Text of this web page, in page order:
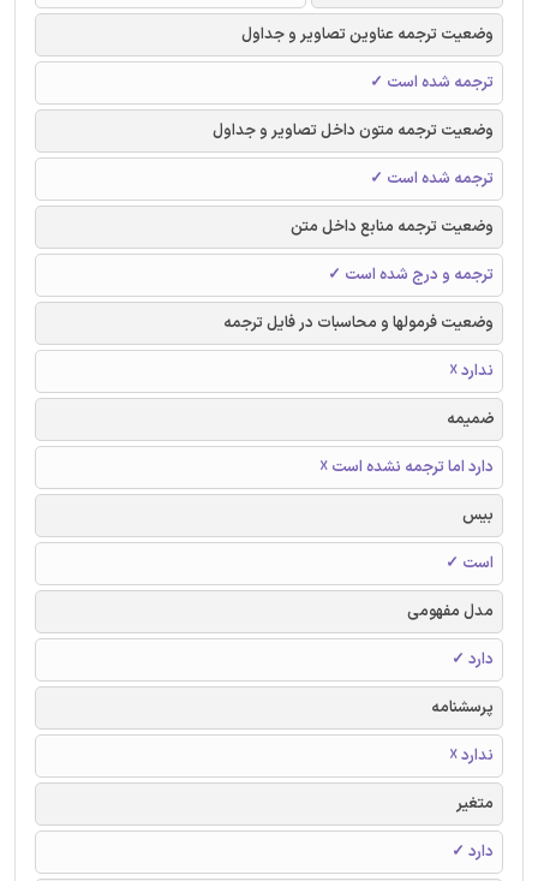
وضعیت ترجمه عناوین تصاویر و جداول
ترجمه شده است ✓
وضعیت ترجمه متون داخل تصاویر و جداول
ترجمه شده است ✓
وضعیت ترجمه منابع داخل متن
ترجمه و درج شده است ✓
وضعیت فرمولها و محاسبات در فایل ترجمه
ندارد ☓
ضمیمه
دارد اما ترجمه نشده است ☓
بیس
است ✓
مدل مفهومی
دارد ✓
پرسشنامه
ندارد ☓
متغیر
دارد ✓